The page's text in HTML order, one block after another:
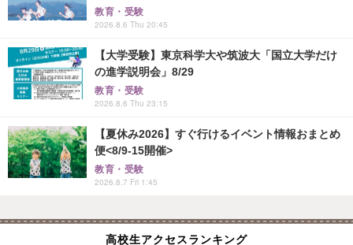
教育・受験
2026.8.6 Thu 20:45
【大学受験】東京科学大や筑波大「国立大学だけ
の進学説明会」8/29
教育・受験
2026.8.6 Thu 23:15
【夏休み2026】すぐ行けるイベント情報おまとめ
便<8/9-15開催>
教育・受験
2026.8.7 Fri 1:45
高校生アクセスランキング